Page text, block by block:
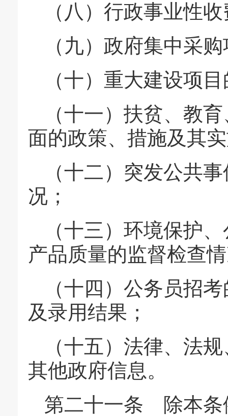
（八）行政事业性
（九）政府集中采
（十）重大建设项
（十一）扶贫、教
面的政策、措施及其
（十二）突发公共
况；
（十三）环境保护
产品质量的监督检查
（十四）公务员招
及录用结果；
（十五）法律、法
其他政府信息。
第二十一条 除本条